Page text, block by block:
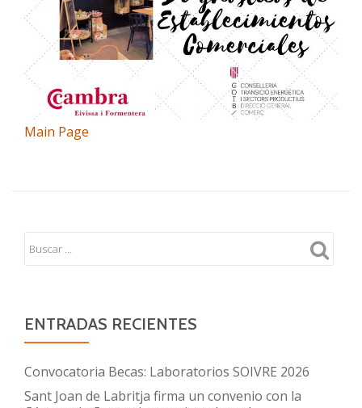
Main Page
ENTRADAS RECIENTES
Convocatoria Becas: Laboratorios SOIVRE 2026
Sant Joan de Labritja firma un convenio con la